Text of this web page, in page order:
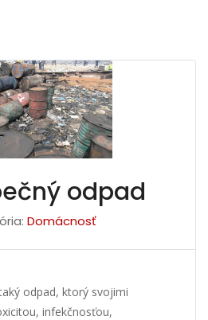
odpad
Domácnosť
odpad, ktorý svojimi
infekčnosťou,